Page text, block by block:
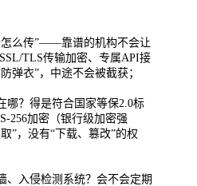
怎么传”——靠谱的机构不会让
TLS传输加密、专属API接
弹衣”，中途不会被截获；
哪？得是符合国家等保2.0标
256加密（银行级加密强
”，没有“下载、篡改”的权
、入侵检测系统？会不会定期